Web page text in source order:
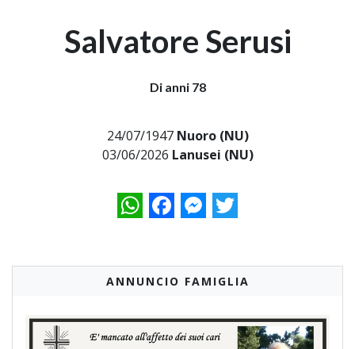
Salvatore Serusi
Di anni 78
24/07/1947 Nuoro (NU)
03/06/2026 Lanusei (NU)
WhatsAppFacebookMessenger
Twitter
ANNUNCIO FAMIGLIA